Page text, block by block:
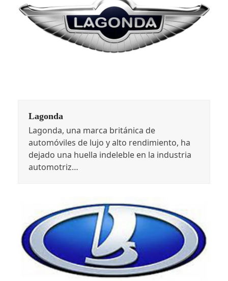
Lagonda
Lagonda, una marca británica de
automóviles de lujo y alto rendimiento, ha
dejado una huella indeleble en la industria
automotriz…